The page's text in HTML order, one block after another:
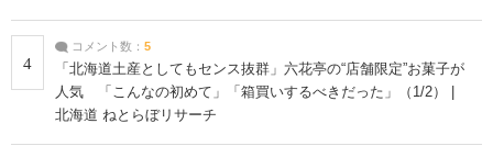
4
コメント数： 5
「北海道土産としてもセンス抜群」六花亭の“店舗限定”お菓子が
人気 「こんなの初めて」「箱買いするべきだった」（1/2） |
北海道 ねとらぼリサーチ